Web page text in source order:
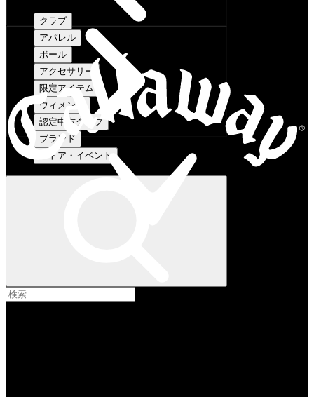
クラブ
アパレル
ボール
アクセサリー
限定アイテム
ウィメンズ
認定中古クラブ
ブランド
ストア・イベント